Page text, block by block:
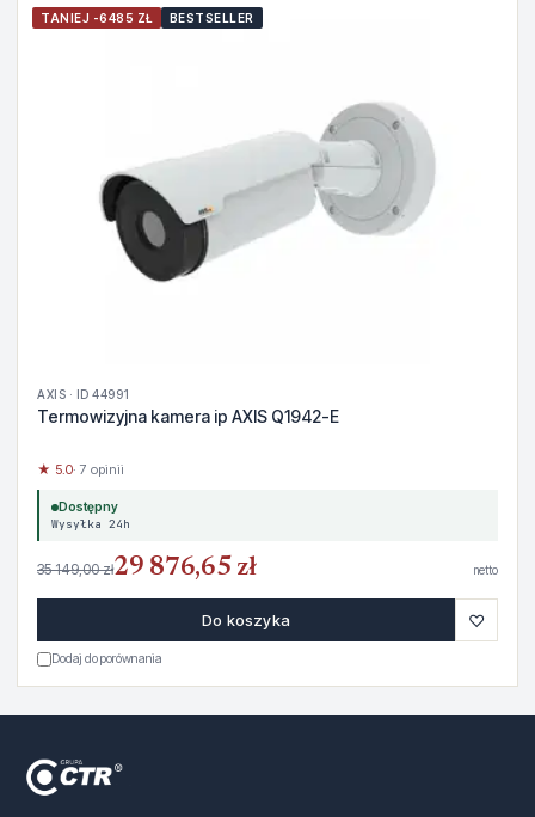
TANIEJ -6485 ZŁ BESTSELLER
AXIS · ID 44991
Termowizyjna kamera ip AXIS Q1942-E
★ 5.0· 7 opinii
Dostępny
Wysyłka 24h
35 149,00 zł29 876,65 zł netto
Do koszyka ♡
Dodaj do porównania